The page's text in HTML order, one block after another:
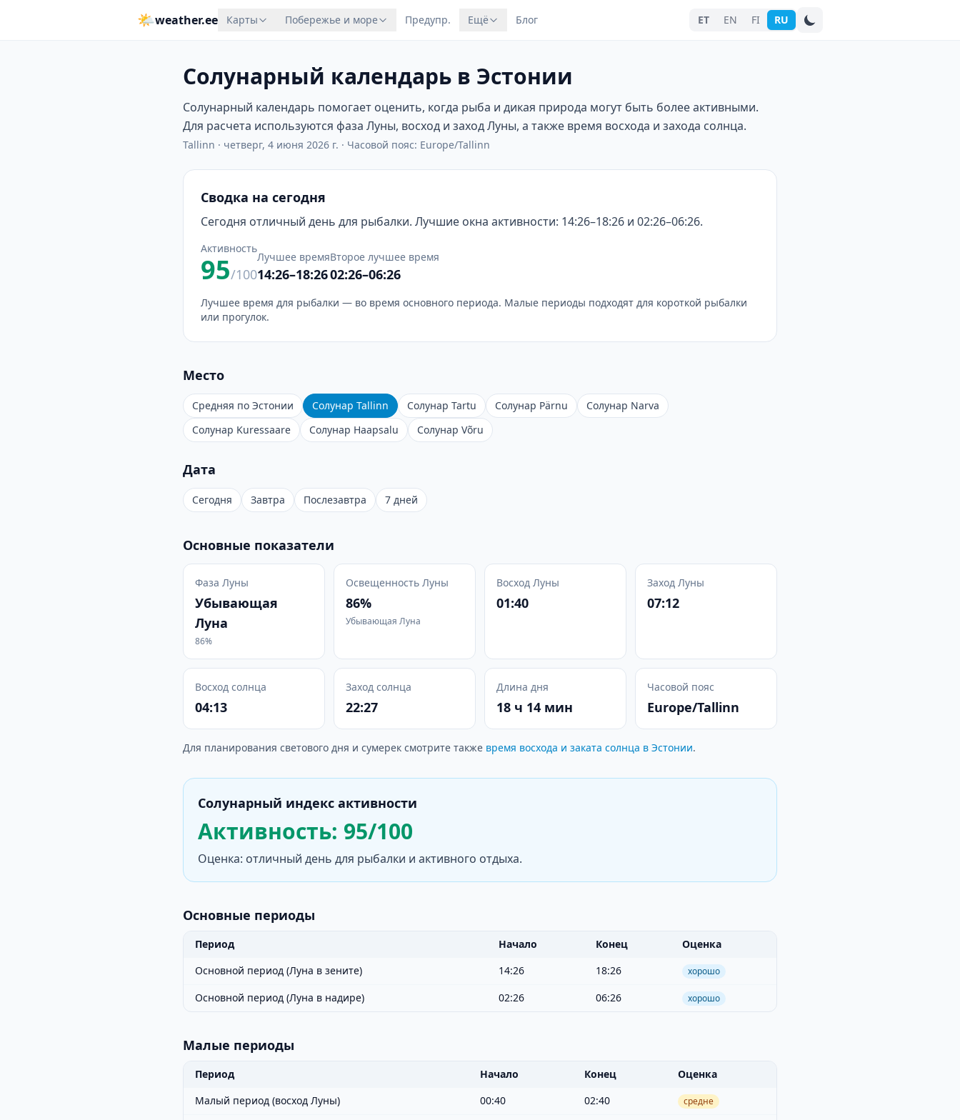
🌤weather.ee Карты Побережье и море Предупр. Ещё Блог Поиск города
ET EN FI RU
Солунарный календарь в Эстонии
Солунарный календарь помогает оценить, когда рыба и дикая природа могут быть более активными.
Для расчета используются фаза Луны, восход и заход Луны, а также время восхода и захода солнца.
Tallinn · четверг, 4 июня 2026 г. · Часовой пояс: Europe/Tallinn
Сводка на сегодня
Сегодня отличный день для рыбалки. Лучшие окна активности: 14:26–18:26 и 02:26–06:26.
Активность
95/100
Лучшее время
14:26–18:26
Второе лучшее время
02:26–06:26
Лучшее время для рыбалки — во время основного периода. Малые периоды подходят для короткой рыбалки
или прогулок.
Место
Средняя по Эстонии Солунар Tallinn Солунар Tartu Солунар Pärnu
Солунар Narva
Солунар Kuressaare
Солунар Haapsalu Солунар Võru
Дата
Сегодня Завтра Послезавтра 7 дней
Основные показатели
Фаза Луны
Убывающая
Луна
86%
Освещенность Луны
86%
Убывающая Луна
Восход Луны
01:40
Заход Луны
07:12
Восход солнца
04:13
Заход солнца
22:27
Длина дня
18 ч 14 мин
Часовой пояс
Europe/Tallinn
Для планирования светового дня и сумерек смотрите также время восхода и заката солнца в Эстонии.
Солунарный индекс активности
Активность: 95/100
Оценка: отличный день для рыбалки и активного отдыха.
Основные периоды
Период Начало Конец
Оценка
Основной период (Луна в зените)
14:26 18:26 хорошо
Основной период (Луна в надире) 02:26 06:26 хорошо
Малые периоды
Период Начало Конец
Оценка
Малый период (восход Луны)
00:40 02:40 средне